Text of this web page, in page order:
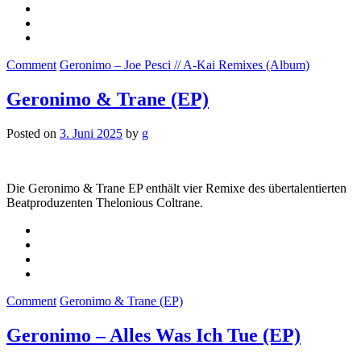
Comment Geronimo – Joe Pesci // A-Kai Remixes (Album)
Geronimo & Trane (EP)
Posted on 3. Juni 2025 by g
Die Geronimo & Trane EP enthält vier Remixe des übertalentierten
Beatproduzenten Thelonious Coltrane.
Comment Geronimo & Trane (EP)
Geronimo – Alles Was Ich Tue (EP)